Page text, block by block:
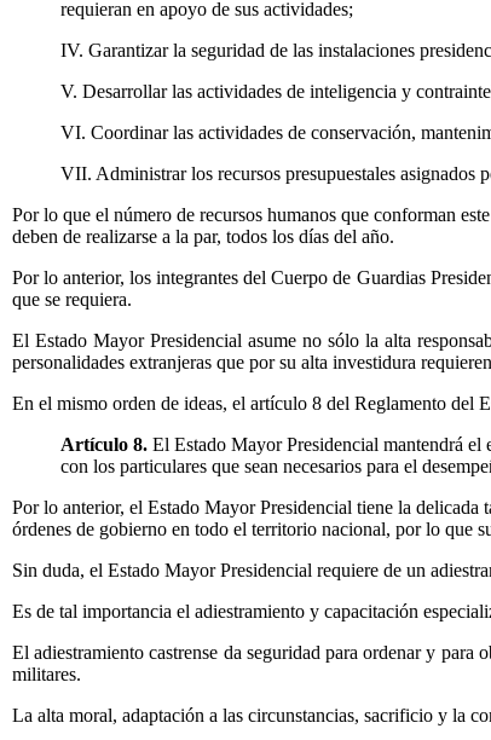
requieran en apoyo de sus actividades;
IV. Garantizar la seguridad de las instalaciones
V. Desarrollar las actividades de inteligencia y
VI. Coordinar las actividades de conservación,
VII. Administrar los recursos presupuestales asignados
Por lo que el número de recursos humanos que conforman
deben de realizarse a la par, todos los días del año.
Por lo anterior, los integrantes del Cuerpo de Guardias
que se requiera.
El Estado Mayor Presidencial asume no sólo la alta
personalidades extranjeras que por su alta investidura
En el mismo orden de ideas, el artículo 8 del Reglamento del
Artículo 8. El Estado Mayor Presidencial mantendrá el
con los particulares que sean necesarios para el
Por lo anterior, el Estado Mayor Presidencial tiene la
órdenes de gobierno en todo el territorio nacional, por lo que
Sin duda, el Estado Mayor Presidencial requiere de un
Es de tal importancia el adiestramiento y capacitación
El adiestramiento castrense da seguridad para ordenar y para
militares.
La alta moral, adaptación a las circunstancias, sacrificio y la